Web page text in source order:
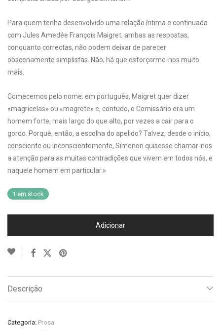
Para quem tenha desenvolvido uma relação íntima e continuada
com Jules Amedée François Maigret, ambas as respostas,
conquanto correctas, não podem deixar de parecer
obscenamente simplistas. Não; há que esforçarmo-nos muito
mais.
Comecemos pelo nome: em português, Maigret quer dizer
«magricelas» ou «magrote» e, contudo, o Comissário era um
homem forte, mais largo do que alto, por vezes a cair para o
gordo. Porquê, então, a escolha do apelido? Talvez, desde o início,
consciente ou inconscientemente, Simenon quisesse chamar-nos
a atenção para as muitas contradições que vivem em todos nós, e
naquele homem em particular.»
1 em stock
Adicionar
Descrição
Categoria: Prosa